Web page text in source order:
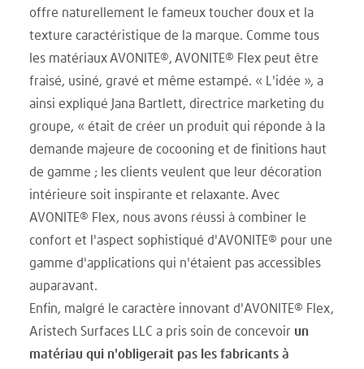
offre naturellement le fameux toucher doux et la
texture caractéristique de la marque. Comme tous
les matériaux AVONITE®, AVONITE® Flex peut être
fraisé, usiné, gravé et même estampé. « L'idée », a
ainsi expliqué Jana Bartlett, directrice marketing du
groupe, « était de créer un produit qui réponde à la
demande majeure de cocooning et de finitions haut
de gamme ; les clients veulent que leur décoration
intérieure soit inspirante et relaxante. Avec
AVONITE® Flex, nous avons réussi à combiner le
confort et l'aspect sophistiqué d'AVONITE® pour une
gamme d'applications qui n'étaient pas accessibles
auparavant.
Enfin, malgré le caractère innovant d'AVONITE® Flex,
Aristech Surfaces LLC a pris soin de concevoir un
matériau qui n'obligerait pas les fabricants à